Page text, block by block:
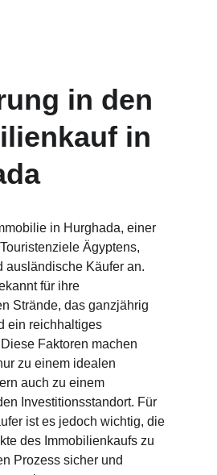
in den
in
in Hurghada, einer
Ägyptens,
ausländische Käufer an.
für ihre
Strände, das ganzjährig
ein reichhaltiges
Faktoren machen
zu einem idealen
auch zu einem
Investitionsstandort. Für
ist es jedoch wichtig, die
des Immobilienkaufs zu
Prozess sicher und